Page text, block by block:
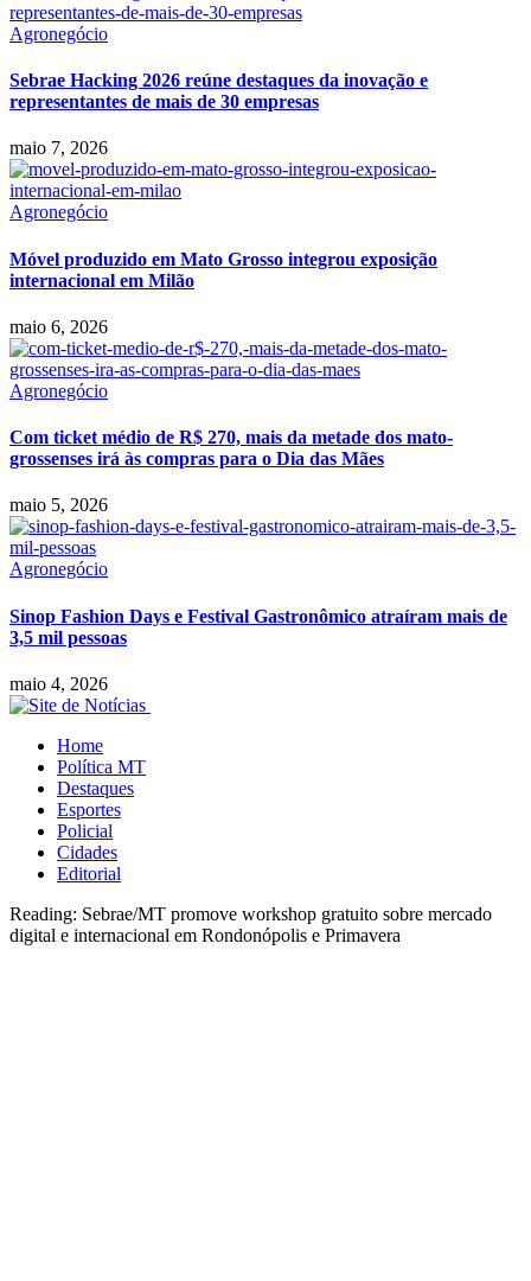
Agronegócio
Sebrae Hacking 2026 reúne destaques da inovação e
representantes de mais de 30 empresas
maio 7, 2026
Agronegócio
Móvel produzido em Mato Grosso integrou exposição
internacional em Milão
maio 6, 2026
Agronegócio
Com ticket médio de R$ 270, mais da metade dos mato-
grossenses irá às compras para o Dia das Mães
maio 5, 2026
Agronegócio
Sinop Fashion Days e Festival Gastronômico atraíram mais de
3,5 mil pessoas
maio 4, 2026
Home
Política MT
Destaques
Esportes
Policial
Cidades
Editorial
Reading: Sebrae/MT promove workshop gratuito sobre mercado
digital e internacional em Rondonópolis e Primavera